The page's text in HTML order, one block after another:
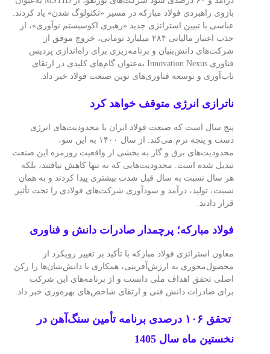
بازوی راهبردی فولاد مبارکه در مسیر «تکنولوگ شدن» یاد کردند.
عباسی با تبیین استراتژی جدید «رهبری اکوسیستم نوآوری»، از
جذب اعتبار مالیاتی ۲۸۴ میلیارد تومانی، خروج موفق از
شرکت‌های دانش‌بنیان و برنامه‌ریزی برای راه‌اندازی پردیس
فناوری Innovation Nexus به‌عنوان گام‌های کلیدی در ارتقای
تاب‌آوری و توسعه فناوری‌های نوین صنعت فولاد خبر داد.
ناترازی انرژی متوقف خواهد کرد
پنج سال است که صنعت فولاد ایران با محدودیت‌های انرژی
دست‌ و پنجه نرم می‌کند. از سال ۱۴۰۰ به این سو،
محدودیت‌های برق و گاز به بخشی از واقعیت روزمره این صنعت
تبدیل شده است. محدودیت‌هایی که نه‌ تنها کاهش نیافتند، بلکه
هر سال نسبت به سال قبل شدت بیشتری پیدا کردند و به همان
نسبت، تولید، درآمد و سودآوری شرکت‌های فولادی را تحت تأثیر
قرار دادند.
فولاد مبارکه؛ پرچمدار صادرات دانش و فناوری
معاون استراتژی فولاد مبارکه با تأکید بر تغییر رویکرد از
محصول‌محوری به ارزش‌آفرینی، همکاری با دانش‌بنیان‌ها را رکن
اصلی تحقق اهداف ملی دانست و از برنامه‌های این شرکت
برای صادرات دانش فنی و ارتقای شاخص‌های بهره‌وری خبر داد.
تحقق ۱۰۶ درصدی برنامه تأمین سنگ‌آهن در
نخستین ماه سال 1405